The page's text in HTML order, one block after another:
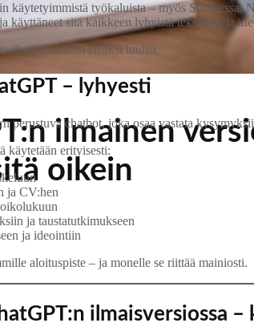
ilmainen
oikein
käytetyimmistä työkaluista – myös Suomessa.
käyttäneet sitä kaikkeen lyhyistä teksteistä ja
kuin ensiksi luulisi.
– lyhyesti
perustuva chatbot, joka osaa vastata
käytetään erityisesti:
ja CV:hen
ja taustatutkimukseen
ja ideointiin
aloituspiste – ja monelle se riittää mainiosti.
ilmaisversiossa